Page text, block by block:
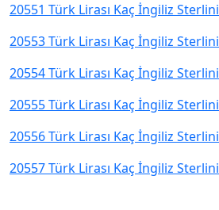
20551 Türk Lirası Kaç İngiliz Sterlini
20553 Türk Lirası Kaç İngiliz Sterlini
20554 Türk Lirası Kaç İngiliz Sterlini
20555 Türk Lirası Kaç İngiliz Sterlini
20556 Türk Lirası Kaç İngiliz Sterlini
20557 Türk Lirası Kaç İngiliz Sterlini